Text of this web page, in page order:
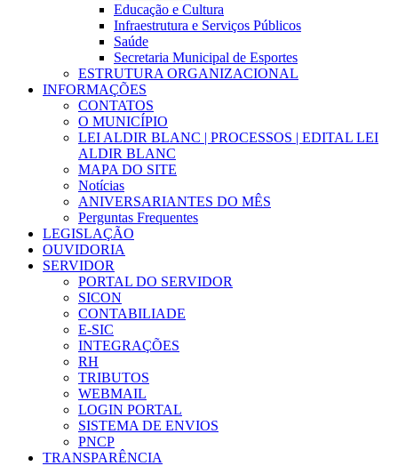
Educação e Cultura
Infraestrutura e Serviços Públicos
Saúde
Secretaria Municipal de Esportes
ESTRUTURA ORGANIZACIONAL
INFORMAÇÕES
CONTATOS
O MUNICÍPIO
LEI ALDIR BLANC | PROCESSOS | EDITAL LEI
ALDIR BLANC
MAPA DO SITE
Notícias
ANIVERSARIANTES DO MÊS
Perguntas Frequentes
LEGISLAÇÃO
OUVIDORIA
SERVIDOR
PORTAL DO SERVIDOR
SICON
CONTABILIADE
E-SIC
INTEGRAÇÕES
RH
TRIBUTOS
WEBMAIL
LOGIN PORTAL
SISTEMA DE ENVIOS
PNCP
TRANSPARÊNCIA